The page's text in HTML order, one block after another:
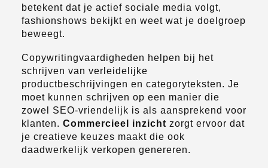
betekent dat je actief sociale media volgt,
fashionshows bekijkt en weet wat je doelgroep
beweegt.
Copywritingvaardigheden helpen bij het
schrijven van verleidelijke
productbeschrijvingen en categoryteksten. Je
moet kunnen schrijven op een manier die
zowel SEO-vriendelijk is als aansprekend voor
klanten. Commercieel inzicht zorgt ervoor dat
je creatieve keuzes maakt die ook
daadwerkelijk verkopen genereren.